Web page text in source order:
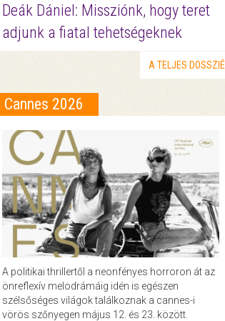
Deák Dániel: Missziónk, hogy teret
adjunk a fiatal tehetségeknek
A TELJES DOSSZIÉ
Cannes 2026
A politikai thrillertől a neonfényes horroron át az
önreflexív melodrámáig idén is egészen
szélsőséges világok találkoznak a cannes-i
vörös szőnyegen május 12. és 23. között.